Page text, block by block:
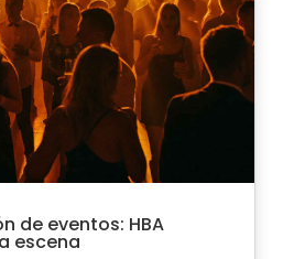
de eventos: HBA
escena